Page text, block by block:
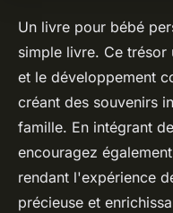
Un livre pour bébé
simple livre. Ce
et le développement
créant des souvenirs
famille. En intégrant
encouragez
rendant l'expérience
précieuse et